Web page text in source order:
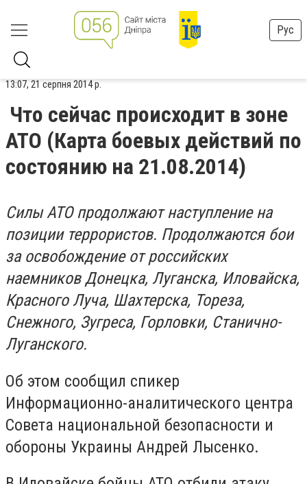
Рус
13:07, 21 серпня 2014 р.
Что сейчас происходит в зоне
АТО (Карта боевых действий по
состоянию на 21.08.2014)
Силы АТО продолжают наступление на
позиции террористов. Продолжаются бои
за освобождение от российских
наемников Донецка, Луганска, Иловайска,
Красного Луча, Шахтерска, Тореза,
Снежного, Зугреса, Горловки, Станично-
Луганского.
Об этом сообщил спикер
Информационно-аналитического центра
Совета национальной безопасности и
обороны Украины Андрей Лысенко.